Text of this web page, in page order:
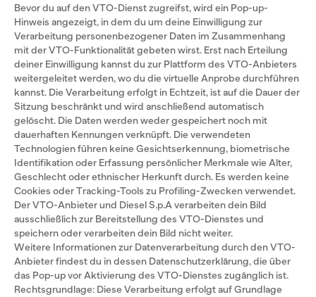
Bevor du auf den VTO-Dienst zugreifst, wird ein Pop-up-
Hinweis angezeigt, in dem du um deine Einwilligung zur
Verarbeitung personenbezogener Daten im Zusammenhang
mit der VTO-Funktionalität gebeten wirst. Erst nach Erteilung
deiner Einwilligung kannst du zur Plattform des VTO-Anbieters
weitergeleitet werden, wo du die virtuelle Anprobe durchführen
kannst. Die Verarbeitung erfolgt in Echtzeit, ist auf die Dauer der
Sitzung beschränkt und wird anschließend automatisch
gelöscht. Die Daten werden weder gespeichert noch mit
dauerhaften Kennungen verknüpft. Die verwendeten
Technologien führen keine Gesichtserkennung, biometrische
Identifikation oder Erfassung persönlicher Merkmale wie Alter,
Geschlecht oder ethnischer Herkunft durch. Es werden keine
Cookies oder Tracking-Tools zu Profiling-Zwecken verwendet.
Der VTO-Anbieter und Diesel S.p.A verarbeiten dein Bild
ausschließlich zur Bereitstellung des VTO-Dienstes und
speichern oder verarbeiten dein Bild nicht weiter.
Weitere Informationen zur Datenverarbeitung durch den VTO-
Anbieter findest du in dessen Datenschutzerklärung, die über
das Pop-up vor Aktivierung des VTO-Dienstes zugänglich ist.
Rechtsgrundlage: Diese Verarbeitung erfolgt auf Grundlage